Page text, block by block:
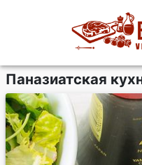
Паназиатская